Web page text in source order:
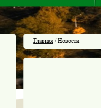
Главная / Новости